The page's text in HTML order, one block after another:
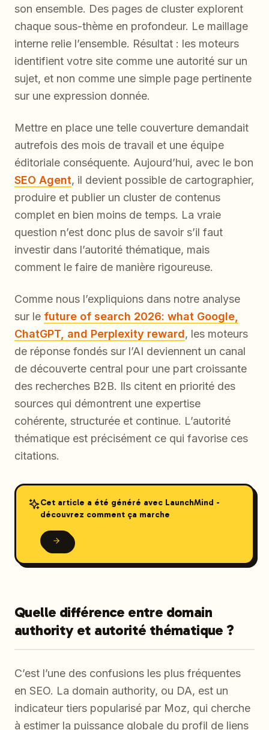
son ensemble. Des pages de cluster explorent
chaque sous-thème en profondeur. Le maillage
interne relie l’ensemble. Résultat : les moteurs
identifient votre site comme une autorité sur un
sujet, et non comme une simple page pertinente
sur une expression donnée.
Mettre en place une telle couverture demandait
autrefois des mois de travail et une équipe
éditoriale conséquente. Aujourd’hui, avec le bon
SEO Agent, il devient possible de cartographier,
produire et publier un cluster de contenus
complet en bien moins de temps. La vraie
question n’est donc plus de savoir s’il faut
investir dans l’autorité thématique, mais
comment le faire de manière rigoureuse.
Comme nous l’expliquions dans notre analyse
sur le future of search 2026: what Google,
ChatGPT, and Perplexity reward, les moteurs
de réponse fondés sur l’AI deviennent un canal
de découverte central pour une part croissante
des recherches B2B. Ils citent en priorité des
sources qui démontrent une expertise
cohérente, structurée et continue. L’autorité
thématique est précisément ce qui favorise ces
citations.
Cet article a été généré avec LaunchMind -
découvrez comment ça marche
Quelle différence entre domain
authority et autorité thématique ?
C’est l’une des confusions les plus fréquentes
en SEO. La domain authority, ou DA, est un
indicateur tiers popularisé par Moz, qui cherche
à estimer la puissance globale du profil de liens